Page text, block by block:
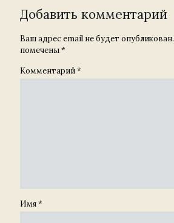
Добавить комментарий
Ваш адрес email не будет опубликован.
помечены*
Комментарий*
Имя*